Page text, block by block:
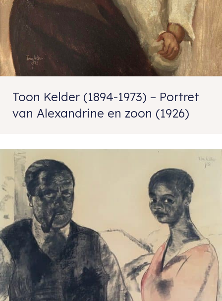
Toon Kelder (1894-1973) – Portret
van Alexandrine en zoon (1926)